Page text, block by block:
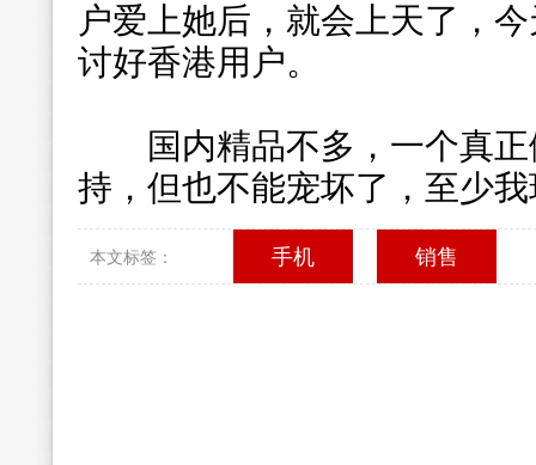
户爱上她后，就会上天了，
讨好香港用户。
国内精品不多，一个真正
持，但也不能宠坏了，至少
本文标签： 手机 销售